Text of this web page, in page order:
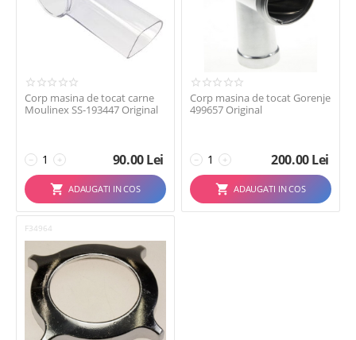
Corp masina de tocat carne
Moulinex SS-193447 Original
+
− 90.00Lei
ADAUGATI IN COS
Corp masina de tocat Gorenje
499657 Original
+
− 200.00Lei
ADAUGATI IN COS
F34964